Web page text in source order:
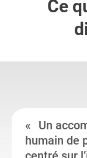
Ce
Un
humain de